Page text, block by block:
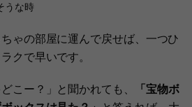
うな時
ゃの部屋に運んで戻せば、一つひ
クで早いです。
こー？」と聞かれても、
「宝物ボ